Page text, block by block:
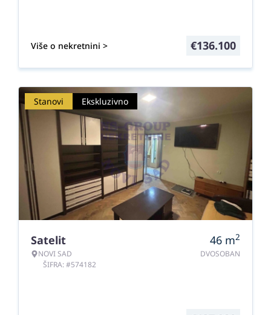
Više o nekretnini > €136.100
Stanovi Ekskluzivno
Satelit
NOVI SAD
ŠIFRA: #574182
46 m2
DVOSOBAN